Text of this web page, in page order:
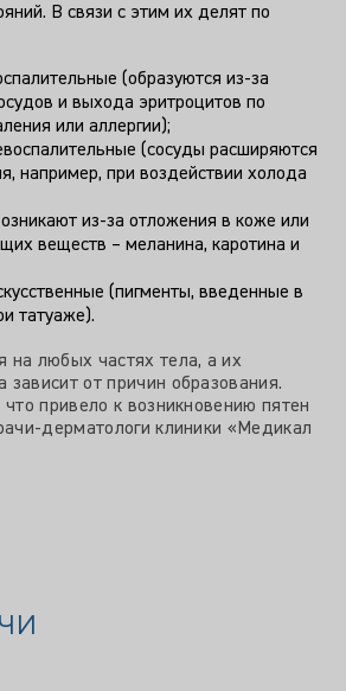
В связи с этим их делят по
(образуются из-за
и выхода эритроцитов по
или аллергии);
(сосуды расширяются
например, при воздействии холода
из-за отложения в коже или
веществ – меланина, каротина и
(пигменты, введенные в
татуаже).
на любых частях тела, а их
от причин образования.
что привело к возникновению пятен
дерматологи клиники «Медикал